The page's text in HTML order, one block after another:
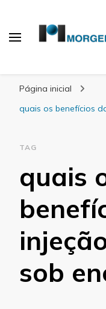
Página inicial
quais os benefícios
TAG
quais
sob